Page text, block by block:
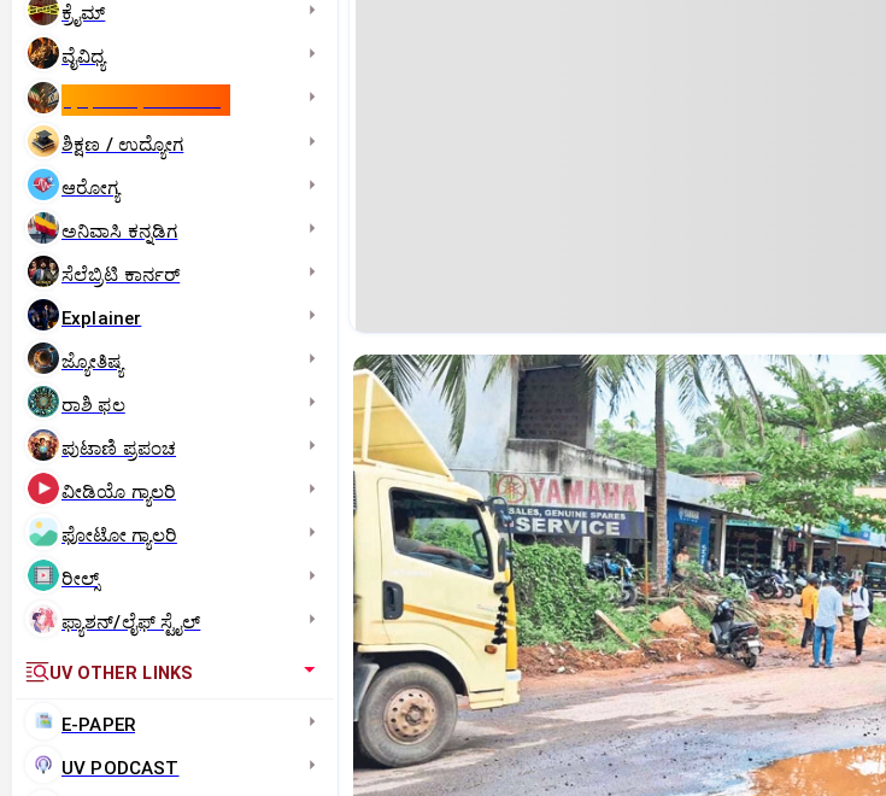
ಕ್ರೈಮ್
ವೈವಿಧ್ಯ
ಶಿಕ್ಷಣ / ಉದ್ಯೋಗ
ಆರೋಗ್ಯ
ಅನಿವಾಸಿ ಕನ್ನಡಿಗ
ಸೆಲೆಬ್ರಿಟಿ ಕಾರ್ನರ್‌
Explainer
ಜ್ಯೋತಿಷ್ಯ
ರಾಶಿ ಫಲ
ಪುಟಾಣಿ ಪ್ರಪಂಚ
ವೀಡಿಯೊ ಗ್ಯಾಲರಿ
ಫೋಟೋ ಗ್ಯಾಲರಿ
ರೀಲ್ಸ್
ಫ್ಯಾಶನ್/ಲೈಫ್‌ ಸ್ಟೈಲ್
UV OTHER LINKS
E-PAPER
UV PODCAST